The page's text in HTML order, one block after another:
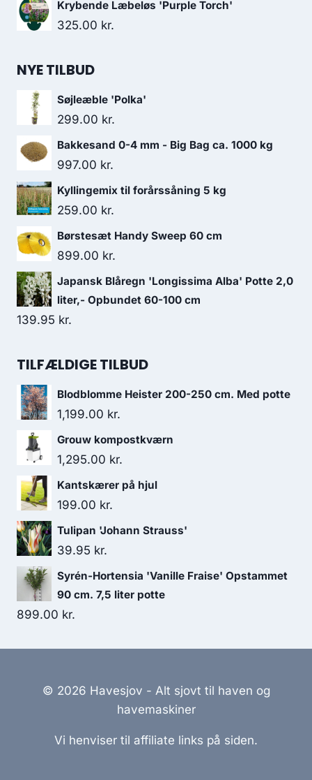
Krybende Læbeløs 'Purple Torch'
325.00 kr.
NYE TILBUD
Søjleæble 'Polka'
299.00 kr.
Bakkesand 0-4 mm - Big Bag ca. 1000 kg
997.00 kr.
Kyllingemix til forårssåning 5 kg
259.00 kr.
Børstesæt Handy Sweep 60 cm
899.00 kr.
Japansk Blåregn 'Longissima Alba' Potte 2,0
liter,- Opbundet 60-100 cm
139.95 kr.
TILFÆLDIGE TILBUD
Blodblomme Heister 200-250 cm. Med potte
1,199.00 kr.
Grouw kompostkværn
1,295.00 kr.
Kantskærer på hjul
199.00 kr.
Tulipan 'Johann Strauss'
39.95 kr.
Syrén-Hortensia 'Vanille Fraise' Opstammet
90 cm. 7,5 liter potte
899.00 kr.
© 2026 Havesjov - Alt sjovt til haven og
havemaskiner
Vi henviser til affiliate links på siden.